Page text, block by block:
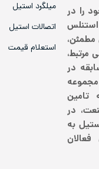
خود را در
استنلس
مطمئن،
مرتبط،
در
تامین
در
به
میلگرد استیل
اتصالات استیل
استعلام قیمت